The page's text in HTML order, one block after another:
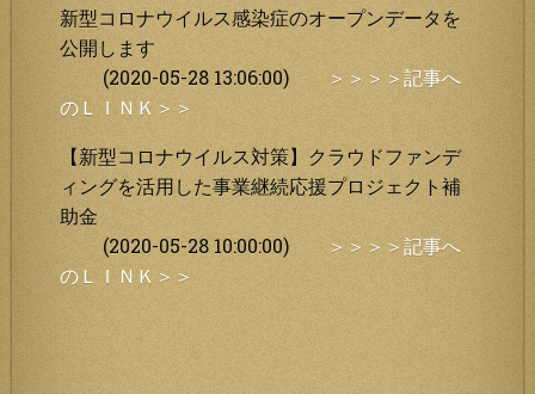
新型コロナウイルス感染症のオープンデータを
公開します
(2020-05-28 13:06:00)
＞＞＞＞記事へ
のＬＩＮＫ＞＞
【新型コロナウイルス対策】クラウドファンデ
ィングを活用した事業継続応援プロジェクト補
助金
(2020-05-28 10:00:00)
＞＞＞＞記事へ
のＬＩＮＫ＞＞